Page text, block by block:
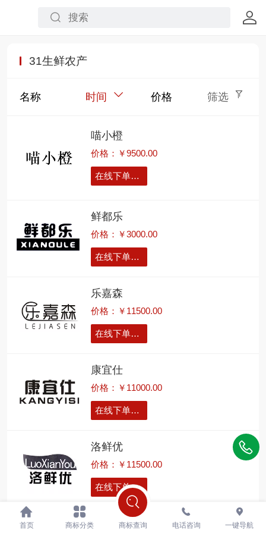
31生鲜农产
名称 时间 价格 筛选
喵小橙
价格：￥9500.00
在线下单留言
鲜都乐
价格：￥3000.00
在线下单留言
乐嘉森
价格：￥11500.00
在线下单留言
康宜仕
价格：￥11000.00
在线下单留言
洛鲜优
价格：￥11500.00
在线下单留言
惠森意
首页 商标分类 商标查询 电话咨询 一键导航